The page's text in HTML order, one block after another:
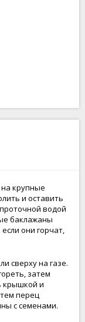
крупные
и оставить
водой
баклажаны
они горчат,
сверху на газе.
затем
крышкой и
перец
с семенами.